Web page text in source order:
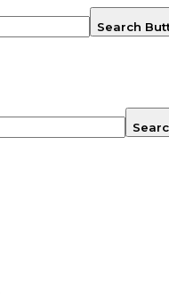
Search